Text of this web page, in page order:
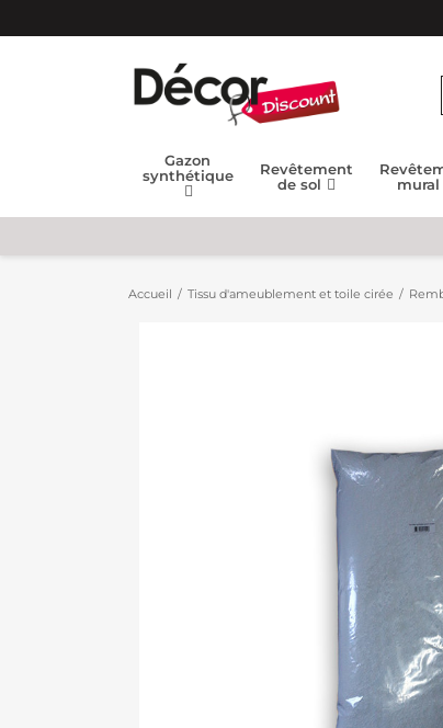
Gazon
synthétique
Revêtement
de sol
mural
Accueil Tissu d'ameublement et toile cirée